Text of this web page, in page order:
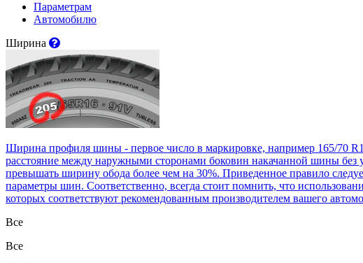
Параметрам
Автомобилю
Ширина
Ширина профиля шины - первое число в маркировке, например 165/70
расстояние между наружными сторонами боковин накачанной шины
превышать ширину обода более чем на 30%. Приведенное правило
параметры шин. Соответственно, всегда стоит помнить, что
которых соответствуют рекомендованным производителем вашего
Все
Все